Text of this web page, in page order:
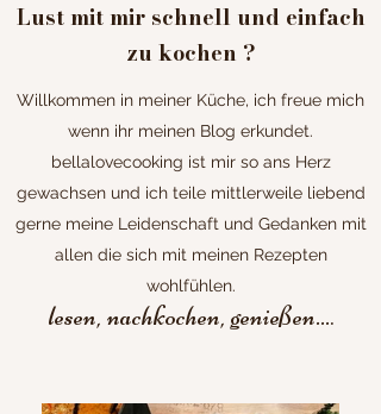
Lust mit mir schnell und einfach
zu kochen ?
Willkommen in meiner Küche, ich freue mich
wenn ihr meinen Blog erkundet.
bellalovecooking ist mir so ans Herz
gewachsen und ich teile mittlerweile liebend
gerne meine Leidenschaft und Gedanken mit
allen die sich mit meinen Rezepten
wohlfühlen.
lesen, nachkochen, genießen....